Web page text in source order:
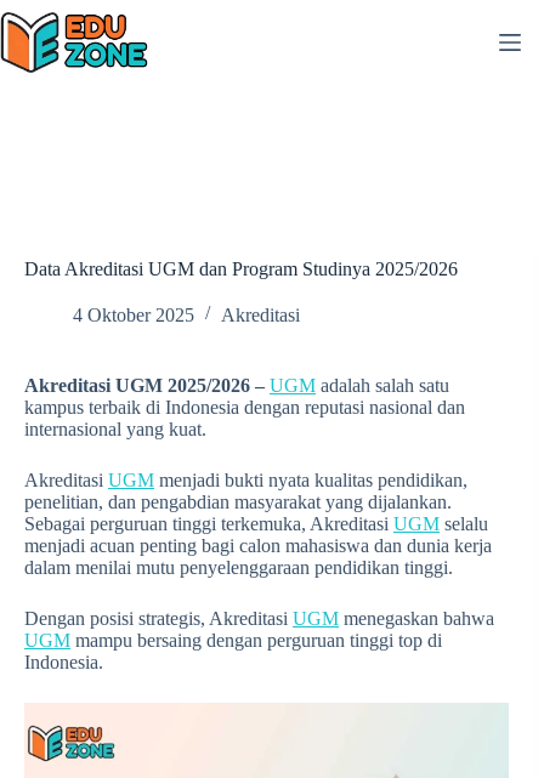
Skip
to
content
Data Akreditasi UGM dan Program Studinya 2025/2026
4 Oktober 2025 Akreditasi
Akreditasi UGM 2025/2026 – UGM adalah salah satu
kampus terbaik di Indonesia dengan reputasi nasional dan
internasional yang kuat.
Akreditasi UGM menjadi bukti nyata kualitas pendidikan,
penelitian, dan pengabdian masyarakat yang dijalankan.
Sebagai perguruan tinggi terkemuka, Akreditasi UGM selalu
menjadi acuan penting bagi calon mahasiswa dan dunia kerja
dalam menilai mutu penyelenggaraan pendidikan tinggi.
Dengan posisi strategis, Akreditasi UGM menegaskan bahwa
UGM mampu bersaing dengan perguruan tinggi top di
Indonesia.